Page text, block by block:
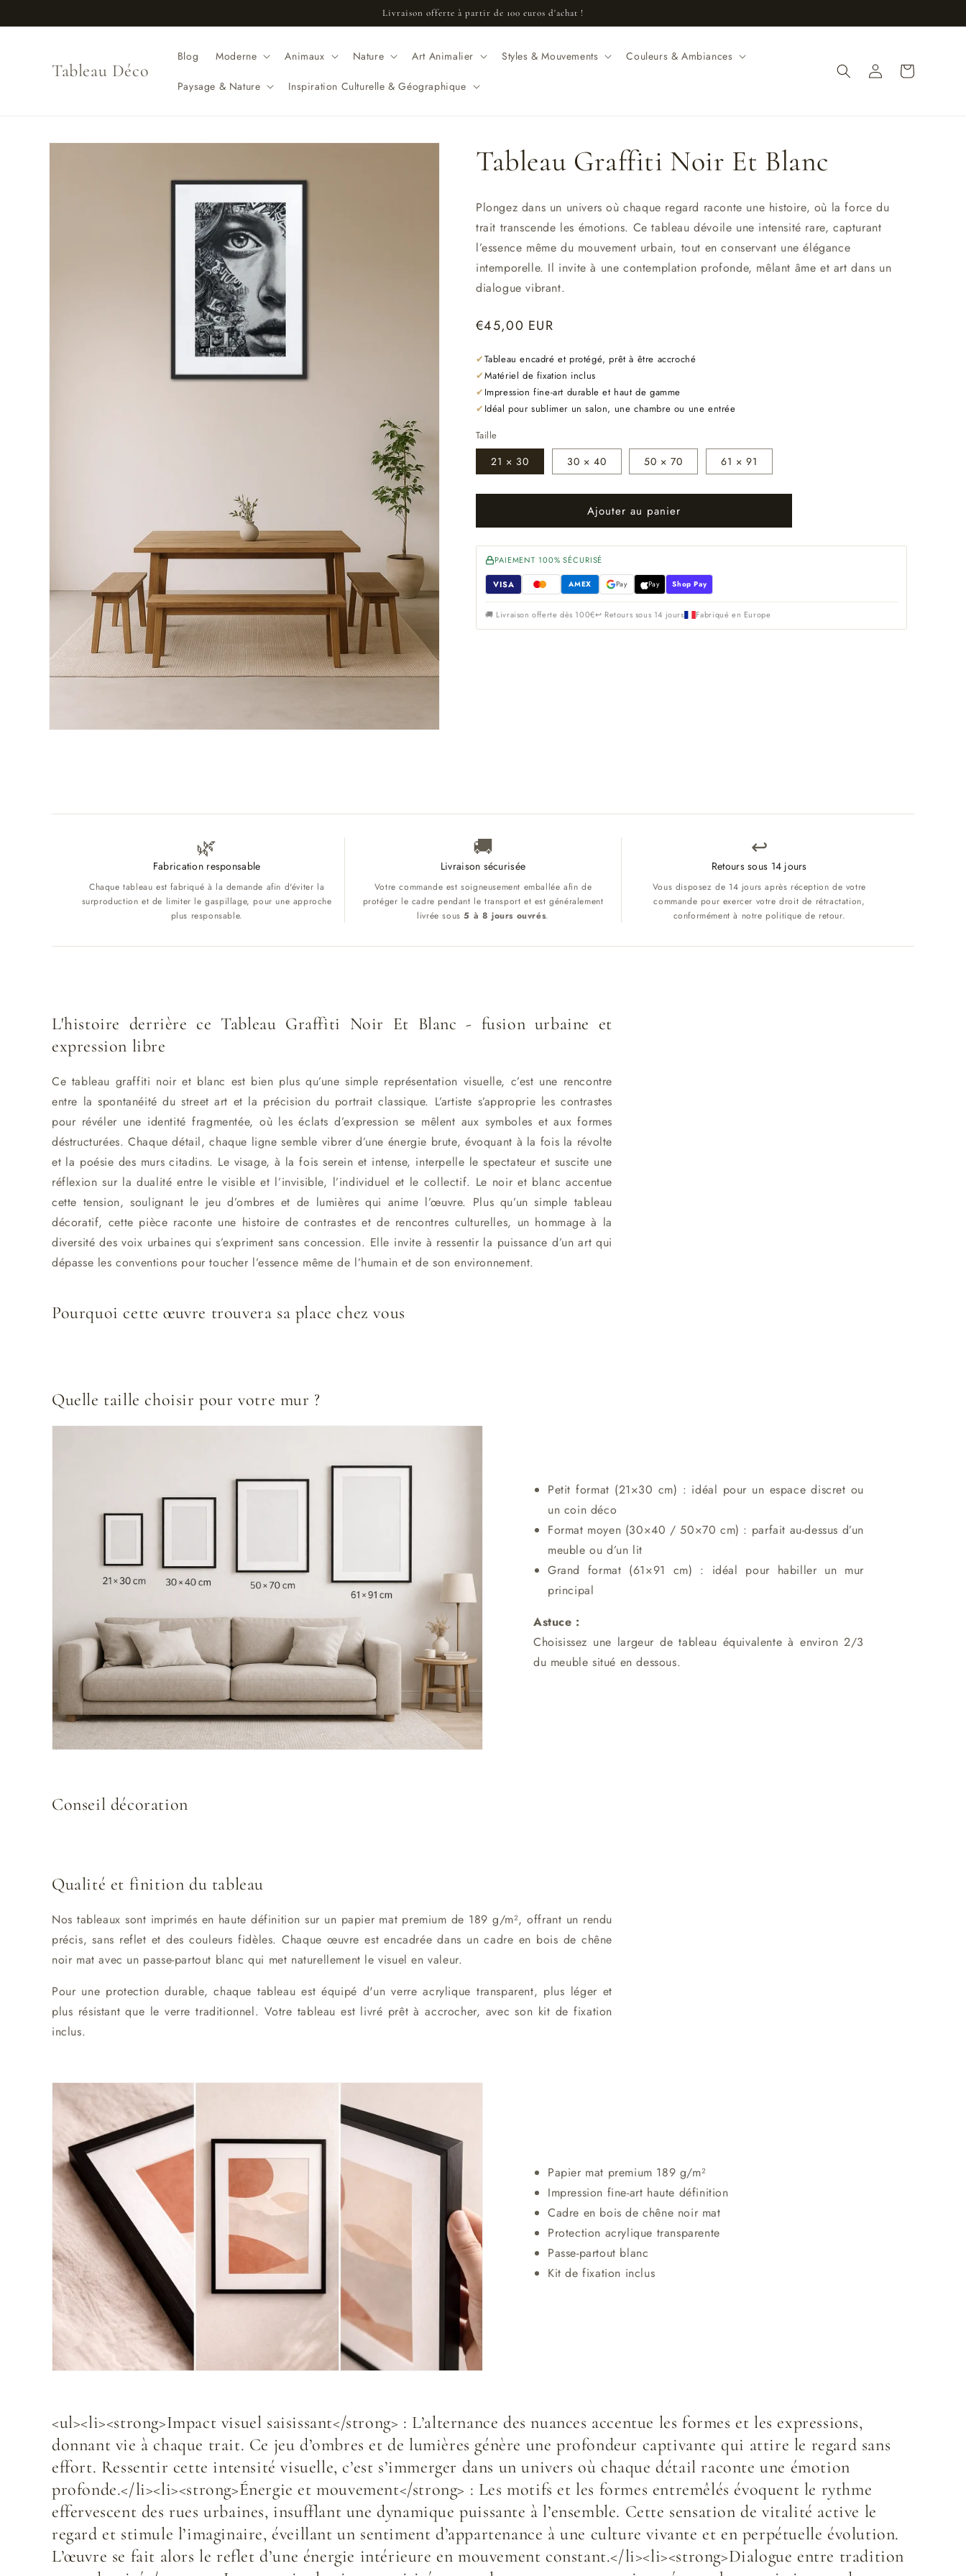
au
Livraison offerte à partir de 100 euros d'achat !
Tableau Déco
Blog Moderne Animaux Nature Art Animalier Styles & Mouvements Couleurs & Ambiances
Paysage & Nature Inspiration Culturelle & Géographique
Connexion Panier
Passer aux
Tableau Graffiti Noir Et Blanc
Plongez dans un univers où chaque regard raconte une histoire, où la force du
trait transcende les émotions. Ce tableau dévoile une intensité rare, capturant
l’essence même du mouvement urbain, tout en conservant une élégance
intemporelle. Il invite à une contemplation profonde, mêlant âme et art dans un
dialogue vibrant.
Prix
€45,00 EUR
✔Tableau encadré et protégé, prêt à être accroché
✔Matériel de fixation inclus
✔ Impression fine-art durable et haut de gamme
✔ Idéal pour sublimer un salon, une chambre ou une entrée
Taille
21 × 30 30 × 40 50 × 70 61 × 91
Ajouter au panier
PAIEMENT 100% SÉCURISÉ
VISA AMEX Pay Pay Shop Pay
🚚 Livraison offerte dès 100€↩ Retours sous 14 jours Fabriqué en Europe
🌿
Fabrication responsable
Chaque tableau est fabriqué à la demande afin d'éviter la
surproduction et de limiter le gaspillage, pour une approche
plus responsable.
🚚
Livraison sécurisée
Votre commande est soigneusement emballée afin de
protéger le cadre pendant le transport et est généralement
livrée sous5 à 8 jours ouvrés.
↩️
Retours sous 14 jours
Vous disposez de 14 jours après réception de votre
commande pour exercer votre droit de rétractation,
conformément à notre politique de retour.
L'histoire derrière ce Tableau Graffiti Noir Et Blanc - fusion urbaine et
expression libre
Ce tableau graffiti noir et blanc est bien plus qu’une simple représentation visuelle, c’est une rencontre
entre la spontanéité du street art et la précision du portrait classique. L’artiste s’approprie les contrastes
pour révéler une identité fragmentée, où les éclats d’expression se mêlent aux symboles et aux formes
déstructurées. Chaque détail, chaque ligne semble vibrer d’une énergie brute, évoquant à la fois la révolte
et la poésie des murs citadins. Le visage, à la fois serein et intense, interpelle le spectateur et suscite une
réflexion sur la dualité entre le visible et l’invisible, l’individuel et le collectif. Le noir et blanc accentue
cette tension, soulignant le jeu d’ombres et de lumières qui anime l’œuvre. Plus qu’un simple tableau
décoratif, cette pièce raconte une histoire de contrastes et de rencontres culturelles, un hommage à la
diversité des voix urbaines qui s’expriment sans concession. Elle invite à ressentir la puissance d’un art qui
dépasse les conventions pour toucher l’essence même de l’humain et de son environnement.
Pourquoi cette œuvre trouvera sa place chez vous
Quelle taille choisir pour votre mur ?
Petit format (21×30 cm) : idéal pour un espace discret ou
un coin déco
Format moyen (30×40 / 50×70 cm) : parfait au-dessus d’un
meuble ou d’un lit
Grand format (61×91 cm) : idéal pour habiller un mur
principal
Astuce :
Choisissez une largeur de tableau équivalente à environ 2/3
du meuble situé en dessous.
Conseil décoration
Qualité et finition du tableau
Nos tableaux sont imprimés en haute définition sur un papier mat premium de 189 g/m², offrant un rendu
précis, sans reflet et des couleurs fidèles. Chaque œuvre est encadrée dans un cadre en bois de chêne
noir mat avec un passe-partout blanc qui met naturellement le visuel en valeur.
Pour une protection durable, chaque tableau est équipé d'un verre acrylique transparent, plus léger et
plus résistant que le verre traditionnel. Votre tableau est livré prêt à accrocher, avec son kit de fixation
inclus.
Papier mat premium 189 g/m²
Impression fine-art haute définition
Cadre en bois de chêne noir mat
Protection acrylique transparente
Passe-partout blanc
Kit de fixation inclus
<ul><li><strong>Impact visuel saisissant</strong> : L’alternance des nuances accentue les formes et les expressions,
donnant vie à chaque trait. Ce jeu d’ombres et de lumières génère une profondeur captivante qui attire le regard sans
effort. Ressentir cette intensité visuelle, c’est s’immerger dans un univers où chaque détail raconte une émotion
profonde.</li><li><strong>Énergie et mouvement</strong> : Les motifs et les formes entremêlés évoquent le rythme
effervescent des rues urbaines, insufflant une dynamique puissante à l’ensemble. Cette sensation de vitalité active le
regard et stimule l’imaginaire, éveillant un sentiment d’appartenance à une culture vivante et en perpétuelle évolution.
L’œuvre se fait alors le reflet d’une énergie intérieure en mouvement constant.</li><li><strong>Dialogue entre tradition